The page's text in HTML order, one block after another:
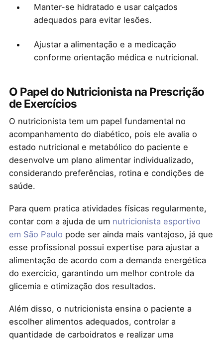
Manter-se hidratado e usar calçados
adequados para evitar lesões.
Ajustar a alimentação e a medicação
conforme orientação médica e nutricional.
O Papel do Nutricionista na Prescrição
de Exercícios
O nutricionista tem um papel fundamental no
acompanhamento do diabético, pois ele avalia o
estado nutricional e metabólico do paciente e
desenvolve um plano alimentar individualizado,
considerando preferências, rotina e condições de
saúde.
Para quem pratica atividades físicas regularmente,
contar com a ajuda de um nutricionista esportivo
em São Paulo pode ser ainda mais vantajoso, já que
esse profissional possui expertise para ajustar a
alimentação de acordo com a demanda energética
do exercício, garantindo um melhor controle da
glicemia e otimização dos resultados.
Além disso, o nutricionista ensina o paciente a
escolher alimentos adequados, controlar a
quantidade de carboidratos e realizar uma